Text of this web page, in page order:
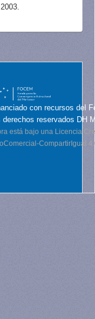
con recursos del
reservados DH
está bajo una Licencia
CompartirIgual